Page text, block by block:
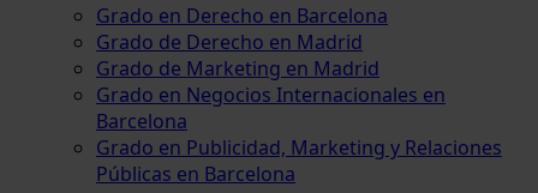
Grado en Derecho en Barcelona
Grado de Derecho en Madrid
Grado de Marketing en Madrid
Grado en Negocios Internacionales en
Barcelona
Grado en Publicidad, Marketing y Relaciones
Públicas en Barcelona